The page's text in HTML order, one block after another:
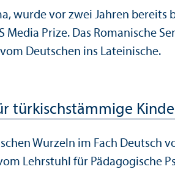
wurde vor zwei Jahren
Prize. Das Romanische
Deutschen ins Lateinische.
türkischstämmige
Wurzeln im Fach
Lehr­stuhl für Pädagogische